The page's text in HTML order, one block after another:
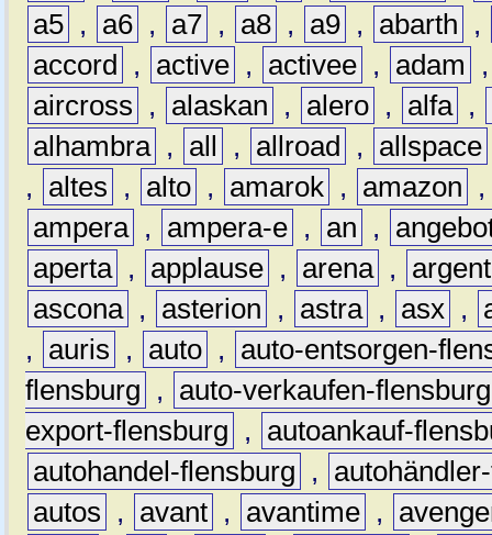
a5 , a6 , a7 , a8 , a9 , abarth
,
accord
, active , activee , adam
aircross
, alaskan , alero , alfa ,
alhambra , all , allroad , allspace
,
altes , alto , amarok , amazon
ampera , ampera-e , an ,
aperta , applause , arena ,
ascona , asterion , astra , asx ,
,
auris , auto ,
auto-entsorgen-
flensburg
,
auto-verkaufen-flensburg
export-flensburg
,
autoankauf-
autohandel-flensburg
,
autos
, avant , avantime ,